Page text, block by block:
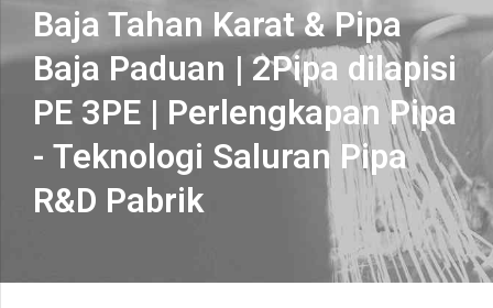
Baja Tahan Karat & Pipa
Baja Paduan | 2Pipa dilapisi
PE 3PE | Perlengkapan Pipa
- Teknologi Saluran Pipa
R&D Pabrik